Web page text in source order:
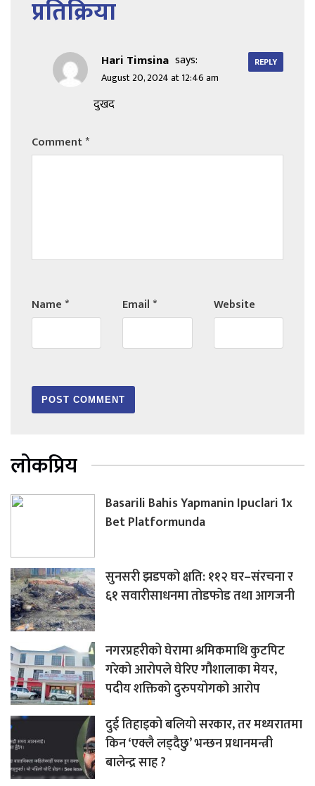
प्रतिक्रिया
Hari Timsina says:
August 20, 2024 at 12:46 am
दुखद
REPLY
Comment*
Name* Email* Website
लोकप्रिय
Basarili Bahis Yapmanin Ipuclari 1x
Bet Platformunda
सुनसरी झडपको क्षति: ११२ घर–संरचना र
६१ सवारीसाधनमा तोडफोड तथा आगजनी
नगरप्रहरीको घेरामा श्रमिकमाथि कुटपिट
गरेको आरोपले घेरिए गौशालाका मेयर,
पदीय शक्तिको दुरुपयोगको आरोप
दुई तिहाइको बलियो सरकार, तर मध्यरातमा
किन ‘एक्लै लड्दैछु’ भन्छन प्रधानमन्त्री
बालेन्द्र साह ?